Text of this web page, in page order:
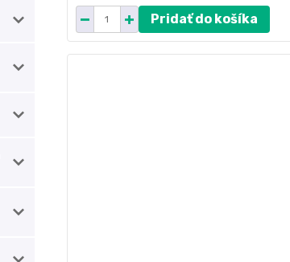
Pridať do košíka